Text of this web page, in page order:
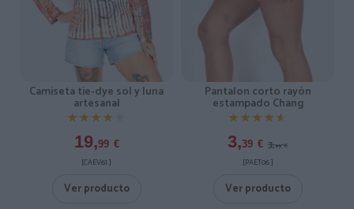
Camiseta tie-dye sol y luna
artesanal
★★★★★
★★★★★
19,99 €
[CAEV61 ]
Ver producto
Pantalon corto rayón
estampado Chang
★★★★★
★★★★★
3,39 € 3,99 €
[PAET06 ]
Ver producto